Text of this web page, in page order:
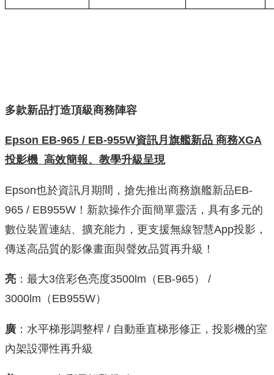
多款新品打造頂級商務陣容
Epson EB-965 / EB-955W資訊月旗艦新品 商務XGA
投影機 高效簡報、教學升級呈現
Epson也於資訊月期間，搶先推出商務旗艦新品EB-
965 / EB955W！新款操作介面簡單靈活，具有多元的
數位裝置連結、擴充能力，更支援無線智慧App投影，
傳送高品質的影像畫面與聲效品質再升級！
亮 ：最大3倍彩色亮度3500lm（EB-965） /
3000lm（EB955W）
廣 ：水平梯形調整桿 / 自動垂直梯形修正，投影機的室
內架設彈性再升級